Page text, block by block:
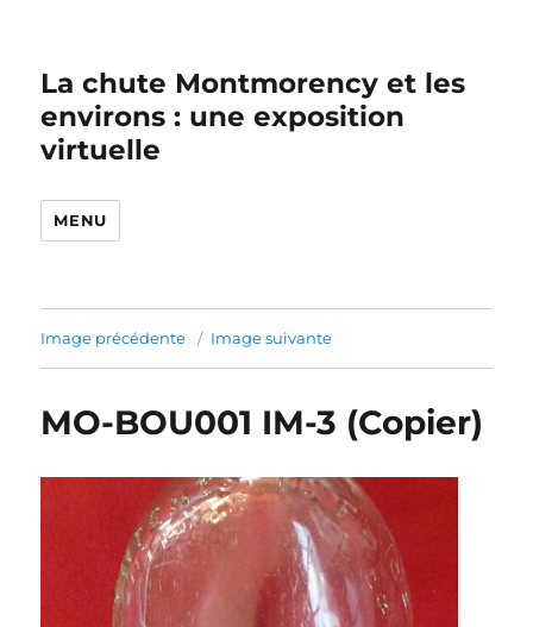
La chute Montmorency et les
environs : une exposition
virtuelle
MENU
Image précédente Image suivante
MO-BOU001 IM-3 (Copier)